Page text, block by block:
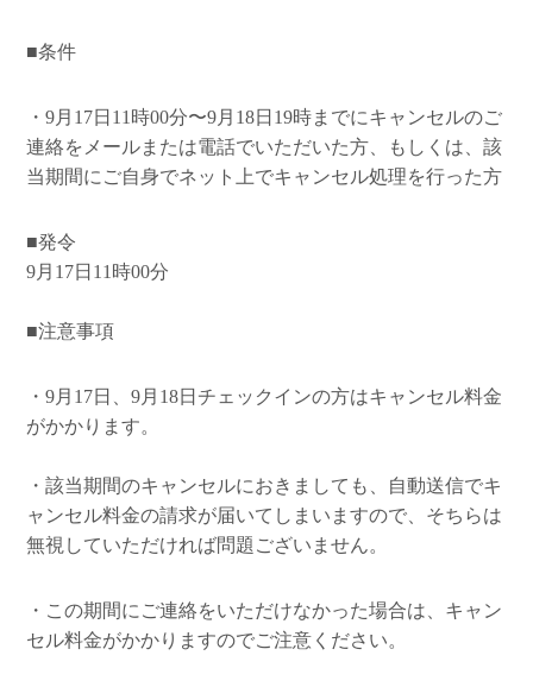
■条件
・9月17日11時00分〜9月18日19時までにキャンセルのご
連絡をメールまたは電話でいただいた方、もしくは、該
当期間にご自身でネット上でキャンセル処理を行った方
■発令
9月17日11時00分
■注意事項
・9月17日、9月18日チェックインの方はキャンセル料金
がかかります。
・該当期間のキャンセルにおきましても、自動送信でキ
ャンセル料金の請求が届いてしまいますので、そちらは
無視していただければ問題ございません。
・この期間にご連絡をいただけなかった場合は、キャン
セル料金がかかりますのでご注意ください。